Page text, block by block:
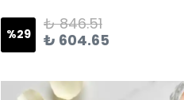
%29
₺ 846.51
₺ 604.65